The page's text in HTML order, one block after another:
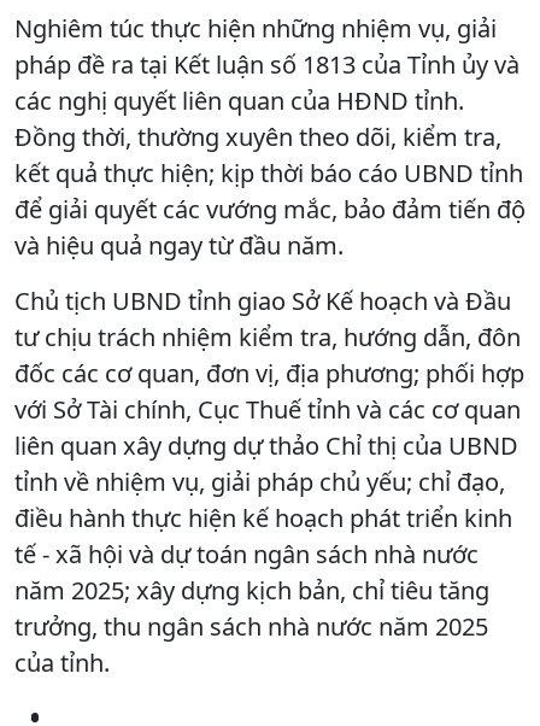
Nghiêm túc thực hiện những nhiệm vụ, giải
pháp đề ra tại Kết luận số 1813 của Tỉnh ủy và
các nghị quyết liên quan của HĐND tỉnh.
Đồng thời, thường xuyên theo dõi, kiểm tra,
kết quả thực hiện; kịp thời báo cáo UBND tỉnh
để giải quyết các vướng mắc, bảo đảm tiến độ
và hiệu quả ngay từ đầu năm.
Chủ tịch UBND tỉnh giao Sở Kế hoạch và Đầu
tư chịu trách nhiệm kiểm tra, hướng dẫn, đôn
đốc các cơ quan, đơn vị, địa phương; phối hợp
với Sở Tài chính, Cục Thuế tỉnh và các cơ quan
liên quan xây dựng dự thảo Chỉ thị của UBND
tỉnh về nhiệm vụ, giải pháp chủ yếu; chỉ đạo,
điều hành thực hiện kế hoạch phát triển kinh
tế - xã hội và dự toán ngân sách nhà nước
năm 2025; xây dựng kịch bản, chỉ tiêu tăng
trưởng, thu ngân sách nhà nước năm 2025
của tỉnh.